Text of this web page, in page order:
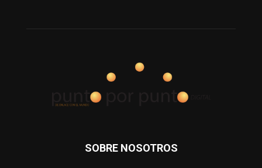
SOBRE NOSOTROS